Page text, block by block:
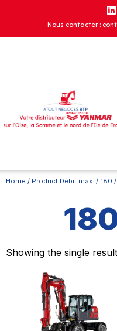
Nous contacter :
Home / Product Débit max. /
Showing the single result